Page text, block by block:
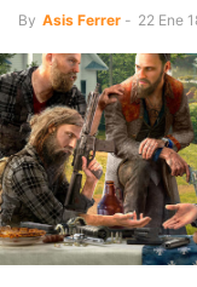
By Asis Ferrer - 22 Ene